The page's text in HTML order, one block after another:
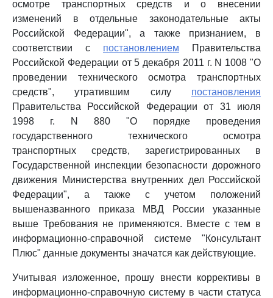
осмотре транспортных средств и о внесении
изменений в отдельные законодательные акты
Российской Федерации", а также признанием, в
соответствии с постановлением Правительства
Российской Федерации от 5 декабря 2011 г. N 1008 "О
проведении технического осмотра транспортных
средств", утратившим силу постановления
Правительства Российской Федерации от 31 июля
1998 г. N 880 "О порядке проведения
государственного технического осмотра
транспортных средств, зарегистрированных в
Государственной инспекции безопасности дорожного
движения Министерства внутренних дел Российской
Федерации", а также с учетом положений
вышеназванного приказа МВД России указанные
выше Требования не применяются. Вместе с тем в
информационно-справочной системе "Консультант
Плюс" данные документы значатся как действующие.
Учитывая изложенное, прошу внести коррективы в
информационно-справочную систему в части статуса